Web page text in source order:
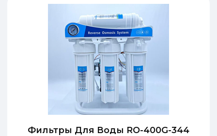
Фильтры Для Воды RO-400G-344